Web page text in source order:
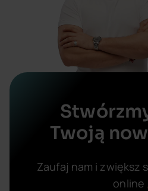
Twoją
Zaufaj nam i zwiększ
online